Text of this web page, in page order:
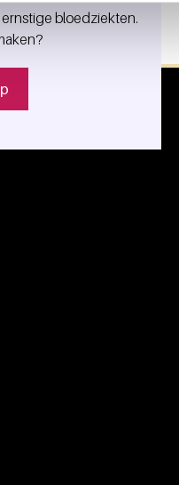
bloedziekten.